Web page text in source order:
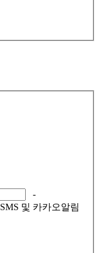
-
SMS 및 카카오알림